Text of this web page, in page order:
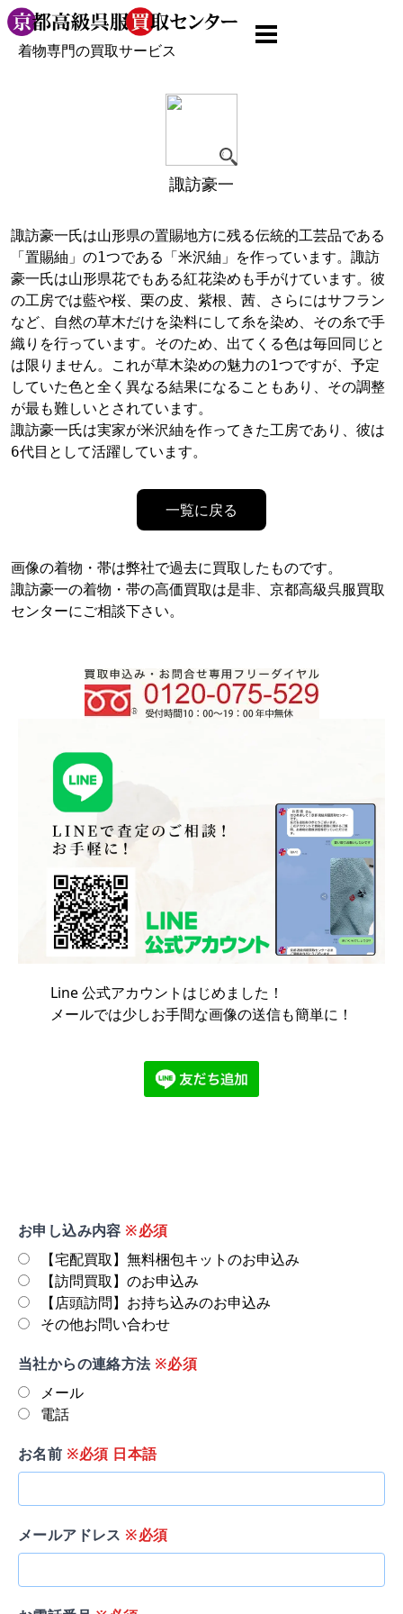
着物専門の買取サービス
諏訪豪一
諏訪豪一氏は山形県の置賜地方に残る伝統的工芸品である
「置賜紬」の1つである「米沢紬」を作っています。諏訪
豪一氏は山形県花でもある紅花染めも手がけています。彼
の工房では藍や桜、栗の皮、紫根、茜、さらにはサフラン
など、自然の草木だけを染料にして糸を染め、その糸で手
織りを行っています。そのため、出てくる色は毎回同じと
は限りません。これが草木染めの魅力の1つですが、予定
していた色と全く異なる結果になることもあり、その調整
が最も難しいとされています。
諏訪豪一氏は実家が米沢紬を作ってきた工房であり、彼は
6代目として活躍しています。
一覧に戻る
画像の着物・帯は弊社で過去に買取したものです。
諏訪豪一の着物・帯の高価買取は是非、京都高級呉服買取
センターにご相談下さい。
Line 公式アカウントはじめました！
メールでは少しお手間な画像の送信も簡単に！
お申し込み内容 ※必須
【宅配買取】無料梱包キットのお申込み
【訪問買取】のお申込み
【店頭訪問】お持ち込みのお申込み
その他お問い合わせ
当社からの連絡方法※必須
メール
電話
お名前 ※必須 日本語
メールアドレス ※必須